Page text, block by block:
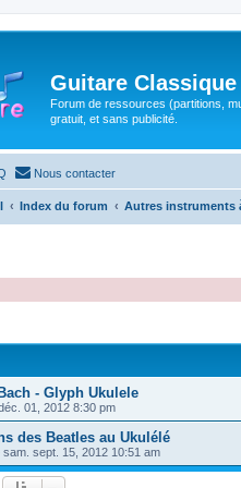
Guitare Classique
Forum de ressources (partitions,
gratuit, et sans publicité.
Nous contacter
Index du forum Autres instruments
- Glyph Ukulele
01, 2012 8:30 pm
des Beatles au Ukulélé
sam. sept. 15, 2012 10:51 am